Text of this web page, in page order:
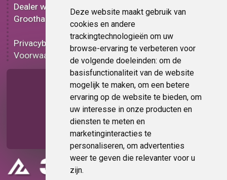
Deze website maakt gebruik van
cookies en andere
trackingtechnologieën om uw
browse-ervaring te verbeteren voor
de volgende doeleinden: om de
basisfunctionaliteit van de website
mogelijk te maken, om een betere
ervaring op de website te bieden, om
uw interesse in onze producten en
diensten te meten en
marketinginteracties te
personaliseren, om advertenties
weer te geven die relevanter voor u
zijn.
Dealer worden
Groothandel
Privacybeleid
Voorwaarden
Carbon folie
Tint folie
Functionele folie
Folie korting
Op bestelling
Pagina delen